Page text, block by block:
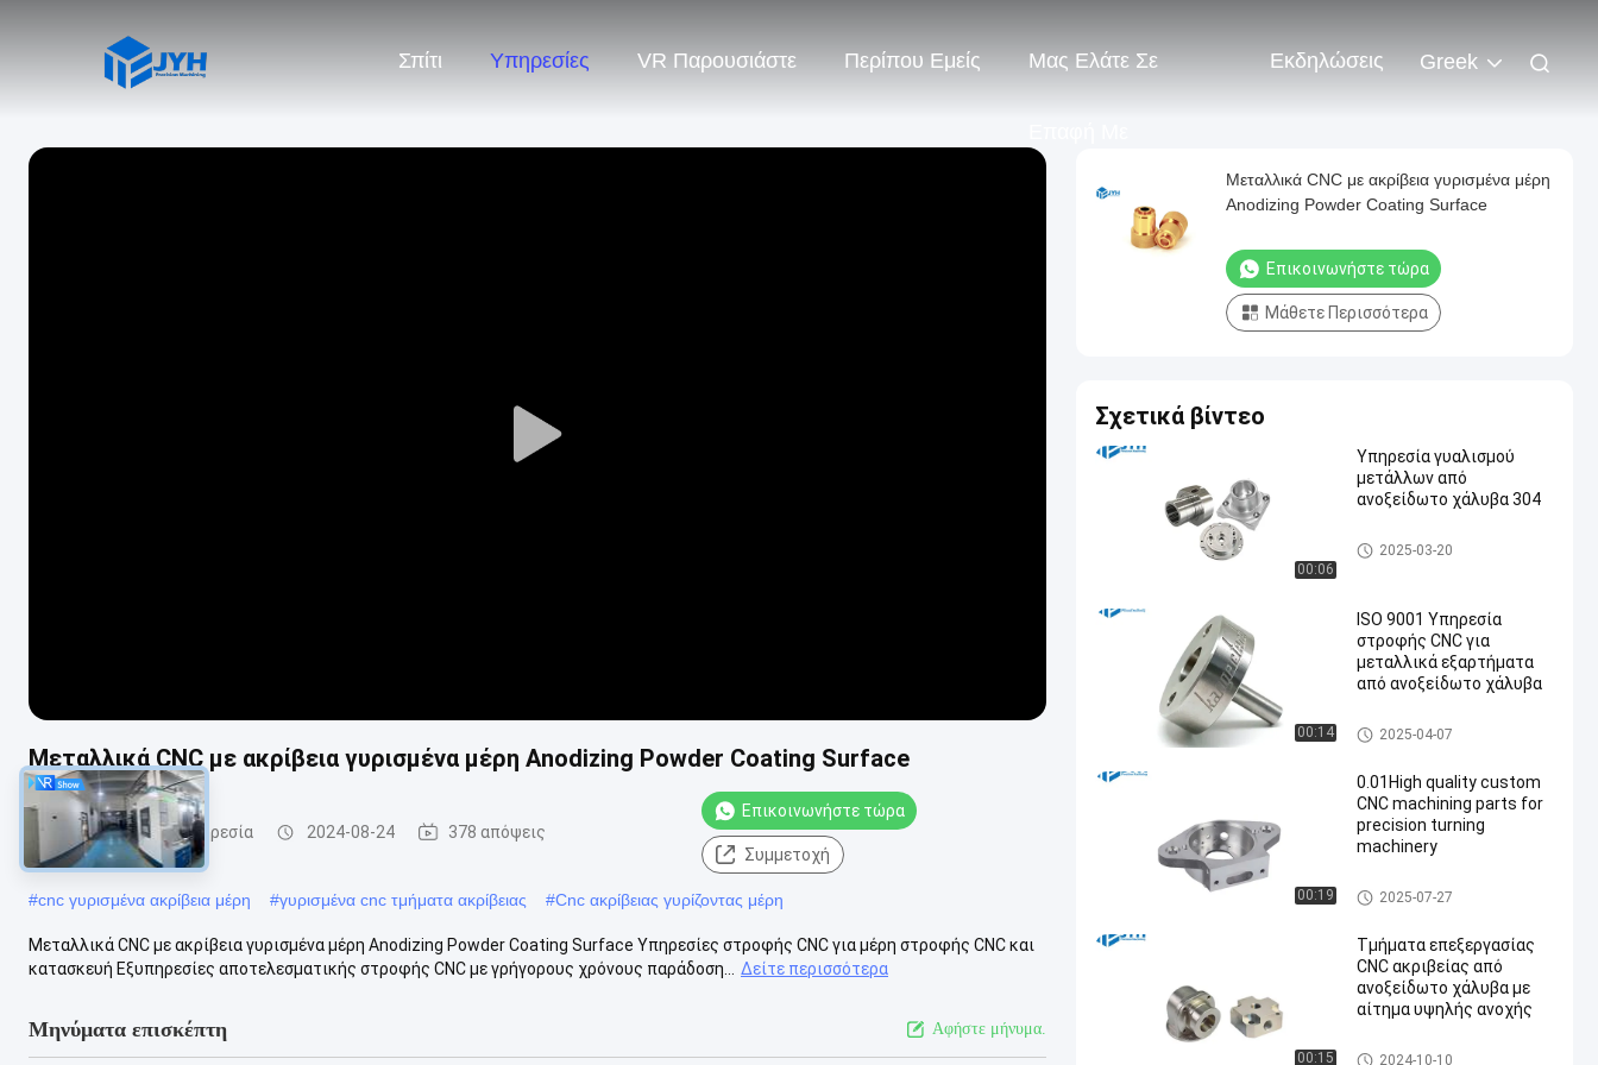
Σπίτι Υπηρεσίες VR Παρουσιάστε Περίπου Εμείς Μας Ελάτε Σε Εκδηλώσεις Greek
Play
Μεταλλικά CNC με ακρίβεια γυρισμένα μέρη Anodizing Powder Coating Surface
CNC γυρίζοντας υπηρεσία 2024-08-24 378 απόψεις
Επικοινωνήστε τώρα
Συμμετοχή
#cnc γυρισμένα ακρίβεια μέρη #γυρισμένα cnc τμήματα ακρίβειας #Cnc ακρίβειας γυρίζοντας μέρη
Μεταλλικά CNC με ακρίβεια γυρισμένα μέρη Anodizing Powder Coating Surface Υπηρεσίες στροφής CNC για μέρη στροφής CNC και
κατασκευή Εξυπηρεσίες αποτελεσματικής στροφής CNC με γρήγορους χρόνους παράδοση...
Δείτε περισσότερα
Μηνύματα επισκέπτη Αφήστε μήνυμα.
Μεταλλικά CNC με ακρίβεια γυρισμένα μέρη
Anodizing Powder Coating Surface
Επικοινωνήστε τώρα
Μάθετε Περισσότερα
Σχετικά βίντεο
00:06
Υπηρεσία γυαλισμού
μετάλλων από
ανοξείδωτο χάλυβα 304
CNC γυρίζοντας υπηρεσία
2025-03-20
00:14
ISO 9001 Υπηρεσία
στροφής CNC για
μεταλλικά εξαρτήματα
από ανοξείδωτο χάλυβα
CNC γυρίζοντας υπηρεσία
2025-04-07
00:19
0.01High quality custom
CNC machining parts for
precision turning
machinery
cnc κατεργασία ακρίβειας
2025-07-27
00:15
Τμήματα επεξεργασίας
CNC ακριβείας από
ανοξείδωτο χάλυβα με
αίτημα υψηλής ανοχής
Ανοξείδωτο CNC που επεξερ
2024-10-10